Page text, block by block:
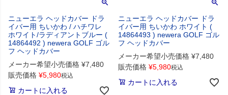
ニューエラ ヘッドカバー ドラ
イバー用 ちいかわ / ハチワレ
ホワイト/ラディアントブルー (
14864492 ) newera GOLF ゴル
フ ヘッドカバー
メーカー希望小売価格 ¥7,480
販売価格 ¥5,980税込
カートに入れる
ニューエラ ヘッドカバー ドラ
イバー用 ちいかわ ホワイト (
14864493 ) newera GOLF ゴル
フ ヘッドカバー
メーカー希望小売価格 ¥7,480
販売価格 ¥5,980税込
カートに入れる